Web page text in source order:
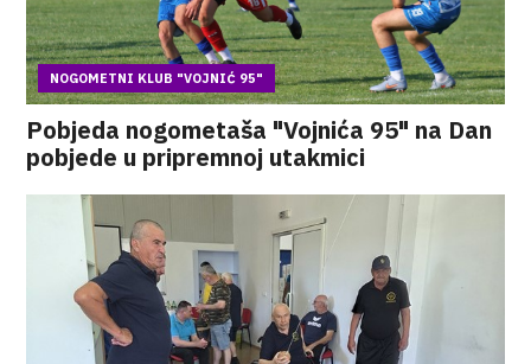
NOGOMETNI KLUB "VOJNIĆ 95"
Pobjeda nogometaša "Vojnića 95" na Dan
pobjede u pripremnoj utakmici